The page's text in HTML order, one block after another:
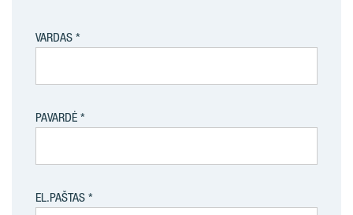
VARDAS
PAVARDĖ
EL.PAŠTAS